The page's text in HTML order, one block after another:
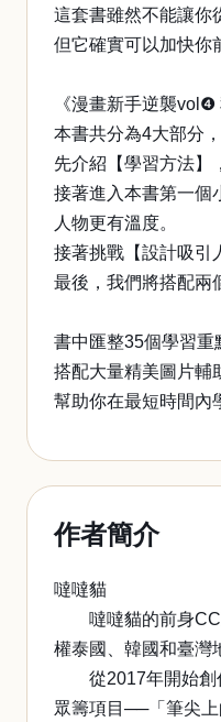
這套書雖然不能讓你
但它確實可以加快你
《漫畫新手逆襲
本書共分為4大部分，
先介紹【學習方法】
接著進入本書第一個
人物更有溫度。
接著挑戰【設計吸引
最後，我們將搭配兩
書中匯整35個學習重
搭配大量精美圖片輔
幫助你在最短時間內
作者簡介
噠噠貓
噠噠貓的前身CC
權泰國、韓國和臺灣
從2017年開始創作
眾籌項目──「筆尖